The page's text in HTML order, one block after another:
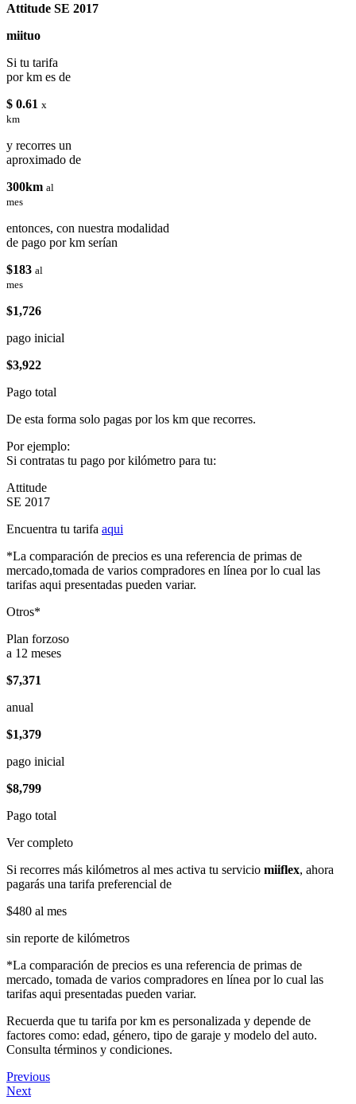
Attitude SE 2017
miituo
Si tu tarifa
por km es de
$ 0.61 x
km
y recorres un
aproximado de
300km al
mes
entonces, con nuestra modalidad
de pago por km serían
$183 al
mes
$1,726
pago inicial
$3,922
Pago total
De esta forma solo pagas por los km que recorres.
Por ejemplo:
Si contratas tu pago por kilómetro para tu:
Attitude
SE 2017
Encuentra tu tarifa aqui
*La comparación de precios es una referencia de primas de
mercado,tomada de varios compradores en línea por lo cual las
tarifas aqui presentadas pueden variar.
Otros*
Plan forzoso
a 12 meses
$7,371
anual
$1,379
pago inicial
$8,799
Pago total
Ver completo
Si recorres más kilómetros al mes activa tu servicio miiflex, ahora
pagarás una tarifa preferencial de
$480 al mes
sin reporte de kilómetros
*La comparación de precios es una referencia de primas de
mercado, tomada de varios compradores en línea por lo cual las
tarifas aqui presentadas pueden variar.
Recuerda que tu tarifa por km es personalizada y depende de
factores como: edad, género, tipo de garaje y modelo del auto.
Consulta términos y condiciones.
Previous
Next